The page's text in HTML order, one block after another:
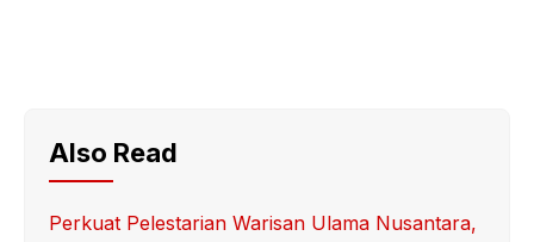
Also Read
Perkuat Pelestarian Warisan Ulama Nusantara,